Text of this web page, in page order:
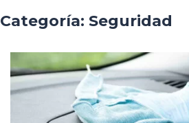
Categoría: Seguridad